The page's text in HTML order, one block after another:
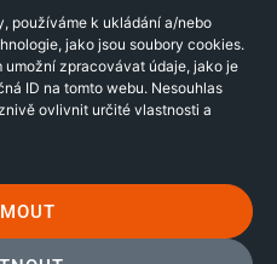
používáme k ukládání a/nebo
jako jsou soubory cookies.
umožní zpracovávat údaje, jako je
ID na tomto webu. Nesouhlas
ovlivnit určité vlastnosti a